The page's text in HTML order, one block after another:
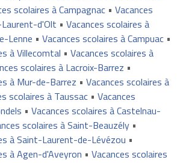
scolaires à Campagnac• Vacances
d'Olt • Vacances scolaires à
Lenne • Vacances scolaires à Campuac•
à Villecomtal • Vacances scolaires à
scolaires à Lacroix-Barrez •
à Mur-de-Barrez • Vacances scolaires à
scolaires à Taussac• Vacances
• Vacances scolaires à Castelnau-
scolaires à Saint-Beauzély•
à Saint-Laurent-de-Lévézou •
à Agen-d'Aveyron • Vacances scolaires